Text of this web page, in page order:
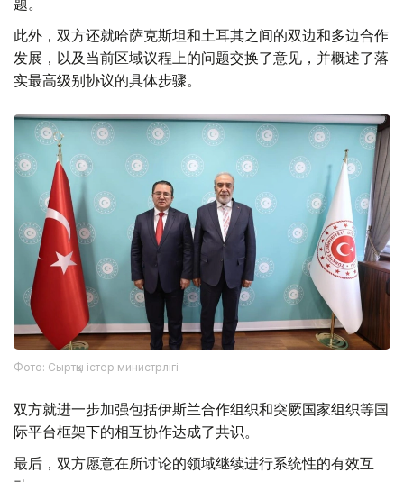
题。
此外，双方还就哈萨克斯坦和土耳其之间的双边和多边合作
发展，以及当前区域议程上的问题交换了意见，并概述了落
实最高级别协议的具体步骤。
Фото: Сыртқы істер министрлігі
双方就进一步加强包括伊斯兰合作组织和突厥国家组织等国
际平台框架下的相互协作达成了共识。
最后，双方愿意在所讨论的领域继续进行系统性的有效互